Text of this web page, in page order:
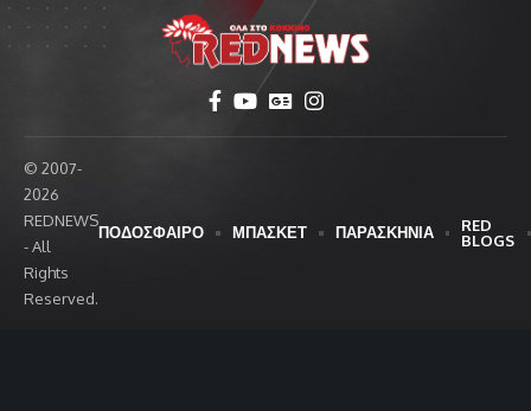
© 2007-
2026
REDNEWS
- All
Rights
Reserved.
ΠΟΔΟΣΦΑΙΡΟ ΜΠΑΣΚΕΤ ΠΑΡΑΣΚΗΝΙΑ
RED
BLOGS